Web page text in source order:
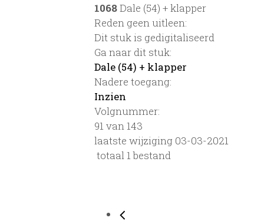
1068Dale (54) + klapper
Reden geen uitleen:
Dit stuk is gedigitaliseerd
Ga naar dit stuk:
Dale (54) + klapper
Nadere toegang:
Inzien
Volgnummer:
91 van 143
laatste wijziging 03-03-2021
totaal 1 bestand